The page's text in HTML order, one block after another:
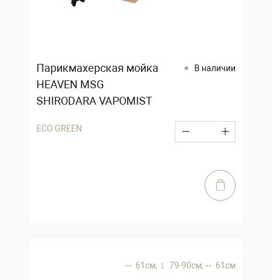
Парикмахерская мойка
HEAVEN MSG
SHIRODARA VAPOMIST
В наличии
ECO GREEN
61 см, 79-90 см, 61 см